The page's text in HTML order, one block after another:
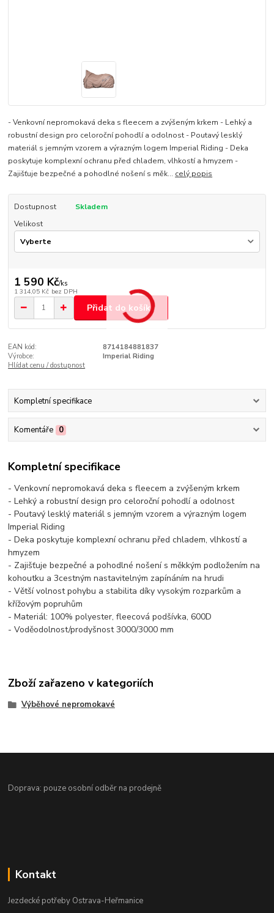
- Venkovní nepromokavá deka s fleecem a zvýšeným krkem - Lehký a
robustní design pro celoroční pohodlí a odolnost - Poutavý lesklý
materiál s jemným vzorem a výrazným logem Imperial Riding - Deka
poskytuje komplexní ochranu před chladem, vlhkostí a hmyzem -
Zajišťuje bezpečné a pohodlné nošení s měk... celý popis
Dostupnost
Skladem
Velikost
1 590 Kč/ks
1 314,05 Kč bez DPH
Přidat do košíku
EAN kód:
8714184881837
Výrobce:
Imperial Riding
Hlídat cenu / dostupnost
Kompletní specifikace
Komentáře 0
Kompletní specifikace
- Venkovní nepromokavá deka s fleecem a zvýšeným krkem
- Lehký a robustní design pro celoroční pohodlí a odolnost
- Poutavý lesklý materiál s jemným vzorem a výrazným logem
Imperial Riding
- Deka poskytuje komplexní ochranu před chladem, vlhkostí a
hmyzem
- Zajišťuje bezpečné a pohodlné nošení s měkkým podložením na
kohoutku a 3cestným nastavitelným zapínáním na hrudi
- Větší volnost pohybu a stabilita díky vysokým rozparkům a
křížovým popruhům
- Materiál: 100% polyester, fleecová podšívka, 600D
- Voděodolnost/prodyšnost 3000/3000 mm
Zboží zařazeno v kategoriích
Výběhové nepromokavé
Doprava: pouze osobní odběr na prodejně
Kontakt
Jezdecké potřeby Ostrava-Heřmanice